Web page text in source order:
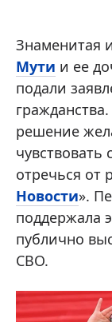
Знаменитая
Мути и ее
подали
решение
отречься от
Новости».
поддержала
публично
СВО.